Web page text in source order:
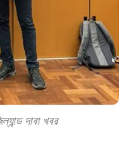
দাবা খবর